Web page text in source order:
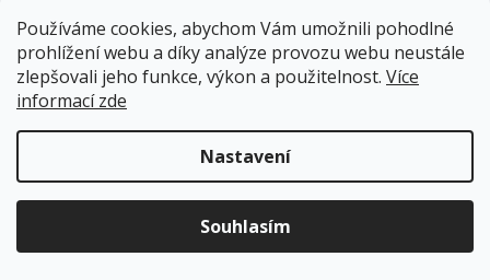
Používáme cookies, abychom Vám umožnili pohodlné
prohlížení webu a díky analýze provozu webu neustále
zlepšovali jeho funkce, výkon a použitelnost. Více
informací zde
Nastavení
Souhlasím
Nástěnka VLNY
759 Kč
DETAIL
výtvorů, který zároveň stylově doplní každý interiér.
Přihlas se do Pěníkova Klubu